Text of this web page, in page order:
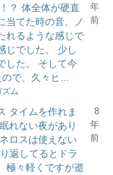
？ 体全体が硬直
当てた時の音、ノ
れるような感じで
じでした。 少し
した。 そして今
で、久々ヒ...
年
前
ズム
タイムを作れま
れない夜があり
ロスは使えない
返してるとドラ
極々軽くですが逝
8
年
前